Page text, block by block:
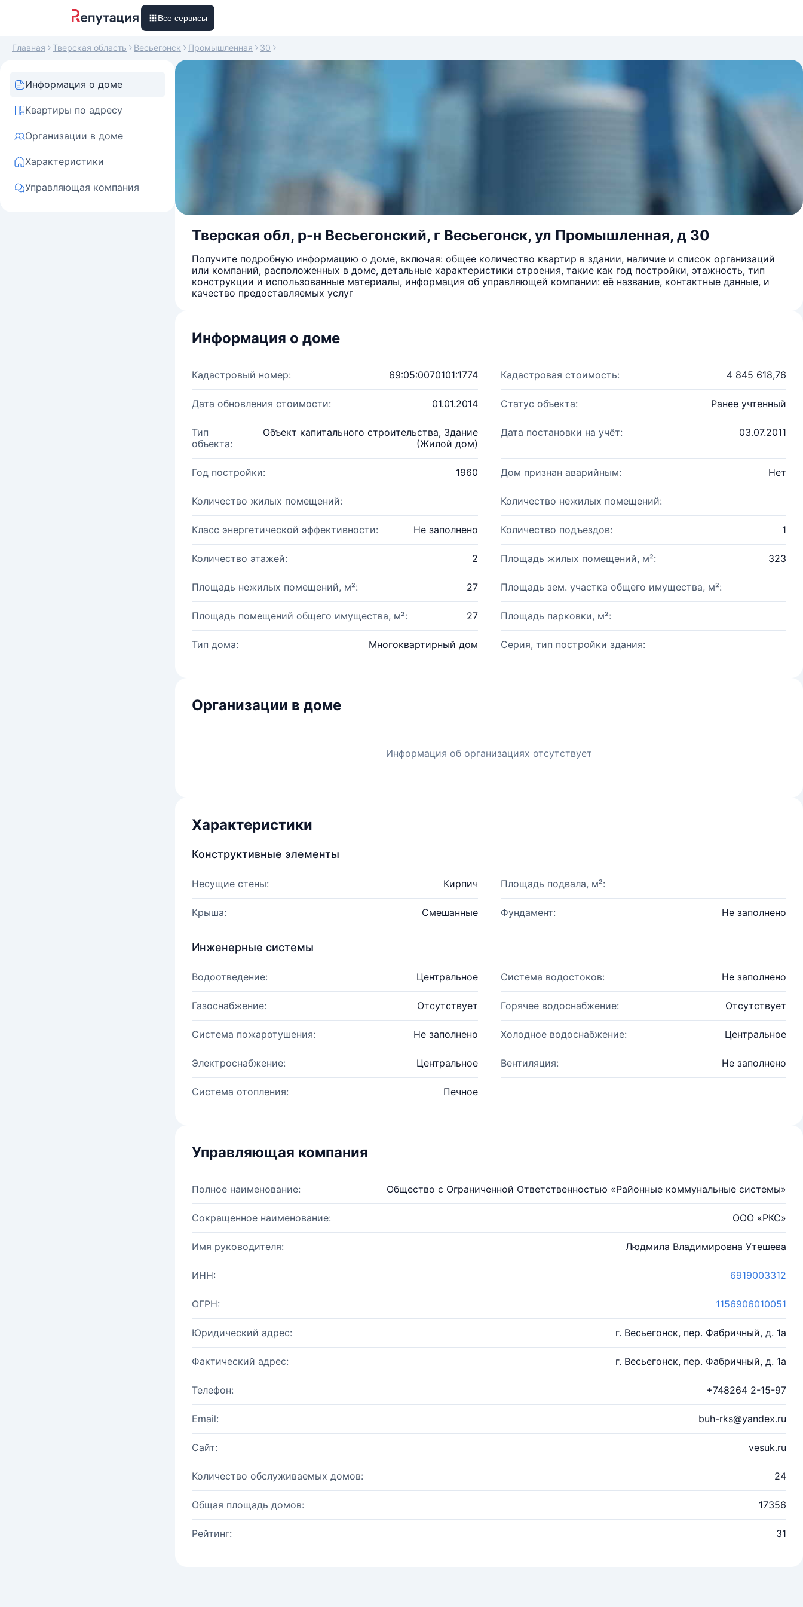
Все сервисы
Главная Тверская область Весьегонск Промышленная 30
Информация о доме
Квартиры по адресу
Организации в доме
Характеристики
Управляющая компания
Тверская обл, р-н Весьегонский, г Весьегонск, ул Промышленная, д 30
Получите подробную информацию о доме, включая: общее количество квартир в здании, наличие и список организаций
или компаний, расположенных в доме, детальные характеристики строения, такие как год постройки, этажность, тип
конструкции и использованные материалы, информация об управляющей компании: её название, контактные данные, и
качество предоставляемых услуг
Информация о доме
Кадастровый номер: 69:05:0070101:1774 Кадастровая стоимость: 4 845 618,76
Дата обновления стоимости: 01.01.2014 Статус объекта: Ранее учтенный
Тип
объекта:
Объект капитального строительства, Здание
(Жилой дом)
Дата постановки на учёт: 03.07.2011
Год постройки: 1960 Дом признан аварийным: Нет
Количество жилых помещений: Количество нежилых помещений:
Класс энергетической эффективности: Не заполнено Количество подъездов: 1
Количество этажей: 2 Площадь жилых помещений, м²: 323
Площадь нежилых помещений, м²: 27 Площадь зем. участка общего имущества, м²:
Площадь помещений общего имущества, м²: 27 Площадь парковки, м²:
Тип дома: Многоквартирный дом Серия, тип постройки здания:
Организации в доме
Информация об организациях отсутствует
Характеристики
Конструктивные элементы
Несущие стены: Кирпич Площадь подвала, м²:
Крыша: Смешанные Фундамент: Не заполнено
Инженерные системы
Водоотведение: Центральное Система водостоков: Не заполнено
Газоснабжение: Отсутствует Горячее водоснабжение: Отсутствует
Система пожаротушения: Не заполнено Холодное водоснабжение: Центральное
Электроснабжение: Центральное Вентиляция: Не заполнено
Система отопления: Печное
Управляющая компания
Полное наименование: Общество с Ограниченной Ответственностью «Районные коммунальные системы»
Сокращенное наименование: ООО «РКС»
Имя руководителя: Людмила Владимировна Утешева
ИНН: 6919003312
ОГРН: 1156906010051
Юридический адрес: г. Весьегонск, пер. Фабричный, д. 1а
Фактический адрес: г. Весьегонск, пер. Фабричный, д. 1а
Телефон: +748264 2-15-97
Email: buh-rks@yandex.ru
Сайт: vesuk.ru
Количество обслуживаемых домов: 24
Общая площадь домов: 17356
Рейтинг: 31